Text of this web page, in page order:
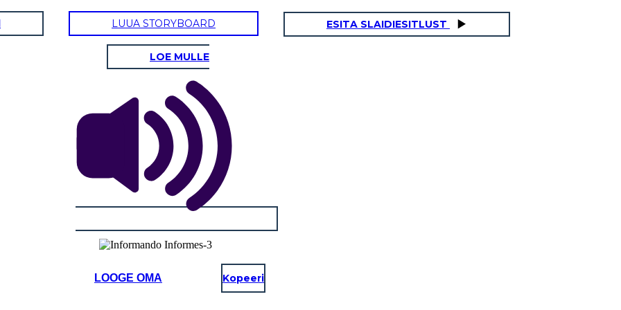
LUUA STORYBOARD ESITA SLAIDIESITLUST
LOE MULLE
LOOGE OMA Kopeeri